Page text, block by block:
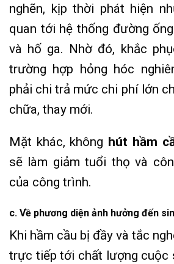
nghẽn, kịp thời phát hiện
quan tới hệ thống đường
và hố ga. Nhờ đó, khắc
trường hợp hỏng hóc
phải chi trả mức chi phí lớn
chữa, thay mới.
Mặt khác, không hút hầm
sẽ làm giảm tuổi thọ và
của công trình.
c. Về phương diện ảnh hưởng đến
Khi hầm cầu bị đầy và tắc
trực tiếp tới chất lượng cuộc